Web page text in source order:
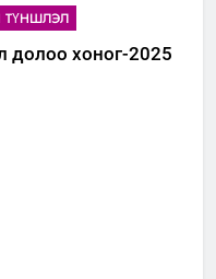
ТҮНШЛЭЛ
долоо хоног-2025